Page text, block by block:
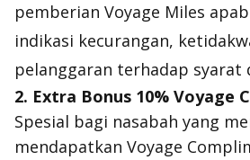
pemberian Voyage Miles
indikasi kecurangan,
pelanggaran terhadap syarat
2. Extra Bonus 10% Voyage
Spesial bagi nasabah yang
mendapatkan Voyage